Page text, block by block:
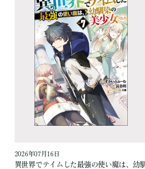
2026年07月16日
異世界でテイムした最強の使い魔は、幼馴